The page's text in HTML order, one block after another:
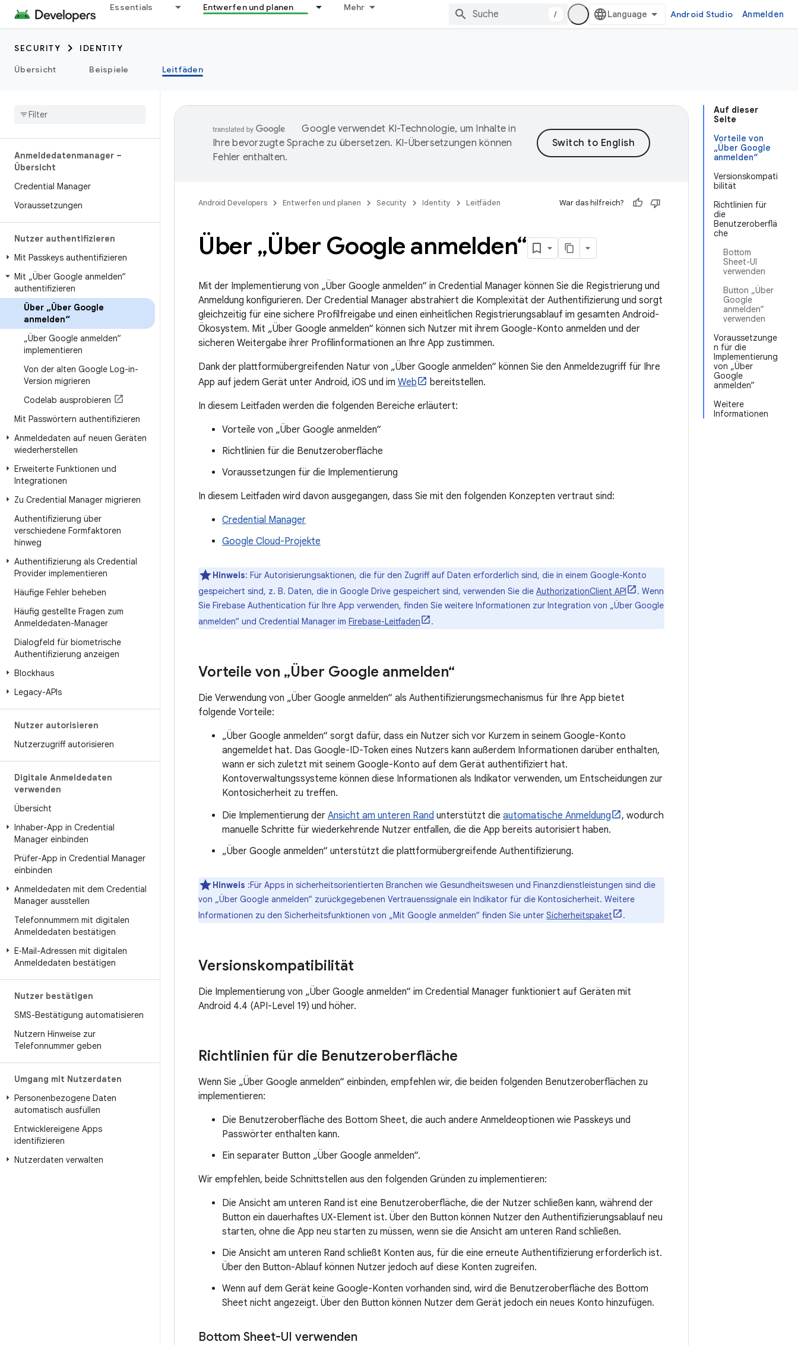
Essentials Entwerfen und planen Mehr
/ Android Studio Anmelden
SECURITY
IDENTITY
Übersicht
Beispiele Leitfäden
Anmeldedatenmanager –
Übersicht
Credential Manager
Voraussetzungen
Nutzer authentifizieren
Mit Passkeys authentifizieren
Mit „Über Google anmelden“
authentifizieren
Über „Über Google
anmelden“
„Über Google anmelden“
implementieren
Von der alten Google Log-in-
Version migrieren
Codelab ausprobieren
Mit Passwörtern authentifizieren
Anmeldedaten auf neuen Geräten
wiederherstellen
Erweiterte Funktionen und
Integrationen
Zu Credential Manager migrieren
Authentifizierung über
verschiedene Formfaktoren
hinweg
Authentifizierung als Credential
Provider implementieren
Häufige Fehler beheben
Häufig gestellte Fragen zum
Anmeldedaten-Manager
Dialogfeld für biometrische
Authentifizierung anzeigen
Blockhaus
Legacy-APIs
Nutzer autorisieren
Nutzerzugriff autorisieren
Digitale Anmeldedaten
verwenden
Übersicht
Inhaber-App in Credential
Manager einbinden
Prüfer-App in Credential Manager
einbinden
Anmeldedaten mit dem Credential
Manager ausstellen
Telefonnummern mit digitalen
Anmeldedaten bestätigen
E‑Mail-Adressen mit digitalen
Anmeldedaten bestätigen
Nutzer bestätigen
SMS-Bestätigung automatisieren
Nutzern Hinweise zur
Telefonnummer geben
Umgang mit Nutzerdaten
Personenbezogene Daten
automatisch ausfüllen
Entwicklereigene Apps
identifizieren
Nutzerdaten verwalten
Auf dieser
Seite
Vorteile von
„Über Google
anmelden“
Versionskompati
bilität
Richtlinien für
die
Benutzeroberflä
che
Bottom
Sheet-UI
verwenden
Button „Über
Google
anmelden“
verwenden
Voraussetzunge
n für die
Implementierung
von „Über
Google
anmelden“
Weitere
Informationen
Google verwendet KI-Technologie, um Inhalte in
Ihre bevorzugte Sprache zu übersetzen. KI-Übersetzungen können
Fehler enthalten.
Android Developers Entwerfen und planen Security Identity Leitfäden War das hilfreich?
Über „Über Google anmelden“
Mit der Implementierung von „Über Google anmelden“ in Credential Manager können Sie die Registrierung und
Anmeldung konfigurieren. Der Credential Manager abstrahiert die Komplexität der Authentifizierung und sorgt
gleichzeitig für eine sichere Profilfreigabe und einen einheitlichen Registrierungsablauf im gesamten Android-
Ökosystem. Mit „Über Google anmelden“ können sich Nutzer mit ihrem Google-Konto anmelden und der
sicheren Weitergabe ihrer Profilinformationen an Ihre App zustimmen.
Dank der plattformübergreifenden Natur von „Über Google anmelden“ können Sie den Anmeldezugriff für Ihre
App auf jedem Gerät unter Android, iOS und im Web
bereitstellen.
In diesem Leitfaden werden die folgenden Bereiche erläutert:
Vorteile von „Über Google anmelden“
Richtlinien für die Benutzeroberfläche
Voraussetzungen für die Implementierung
In diesem Leitfaden wird davon ausgegangen, dass Sie mit den folgenden Konzepten vertraut sind:
Credential Manager
Google Cloud-Projekte
Hinweis: Für Autorisierungsaktionen, die für den Zugriff auf Daten erforderlich sind, die in einem Google-Konto
gespeichert sind, z. B. Daten, die in Google Drive gespeichert sind, verwenden Sie die AuthorizationClient API
. Wenn
Sie Firebase Authentication für Ihre App verwenden, finden Sie weitere Informationen zur Integration von „Über Google
anmelden“ und Credential Manager im Firebase-Leitfaden .
Vorteile von „Über Google anmelden“
Die Verwendung von „Über Google anmelden“ als Authentifizierungsmechanismus für Ihre App bietet
folgende Vorteile:
„Über Google anmelden“ sorgt dafür, dass ein Nutzer sich vor Kurzem in seinem Google-Konto
angemeldet hat. Das Google-ID-Token eines Nutzers kann außerdem Informationen darüber enthalten,
wann er sich zuletzt mit seinem Google-Konto auf dem Gerät authentifiziert hat.
Kontoverwaltungssysteme können diese Informationen als Indikator verwenden, um Entscheidungen zur
Kontosicherheit zu treffen.
Die Implementierung der Ansicht am unteren Rand unterstützt die automatische Anmeldung
, wodurch
manuelle Schritte für wiederkehrende Nutzer entfallen, die die App bereits autorisiert haben.
„Über Google anmelden“ unterstützt die plattformübergreifende Authentifizierung.
Hinweis :Für Apps in sicherheitsorientierten Branchen wie Gesundheitswesen und Finanzdienstleistungen sind die
von „Über Google anmelden“ zurückgegebenen Vertrauenssignale ein Indikator für die Kontosicherheit. Weitere
Informationen zu den Sicherheitsfunktionen von „Mit Google anmelden“ finden Sie unter Sicherheitspaket .
Versionskompatibilität
Die Implementierung von „Über Google anmelden“ im Credential Manager funktioniert auf Geräten mit
Android 4.4 (API-Level 19) und höher.
Richtlinien für die Benutzeroberfläche
Wenn Sie „Über Google anmelden“ einbinden, empfehlen wir, die beiden folgenden Benutzeroberflächen zu
implementieren:
Die Benutzeroberfläche des Bottom Sheet, die auch andere Anmeldeoptionen wie Passkeys und
Passwörter enthalten kann.
Ein separater Button „Über Google anmelden“.
Wir empfehlen, beide Schnittstellen aus den folgenden Gründen zu implementieren:
Die Ansicht am unteren Rand ist eine Benutzeroberfläche, die der Nutzer schließen kann, während der
Button ein dauerhaftes UX-Element ist. Über den Button können Nutzer den Authentifizierungsablauf neu
starten, ohne die App neu starten zu müssen, wenn sie die Ansicht am unteren Rand schließen.
Die Ansicht am unteren Rand schließt Konten aus, für die eine erneute Authentifizierung erforderlich ist.
Über den Button-Ablauf können Nutzer jedoch auf diese Konten zugreifen.
Wenn auf dem Gerät keine Google-Konten vorhanden sind, wird die Benutzeroberfläche des Bottom
Sheet nicht angezeigt. Über den Button können Nutzer dem Gerät jedoch ein neues Konto hinzufügen.
Bottom Sheet-UI verwenden